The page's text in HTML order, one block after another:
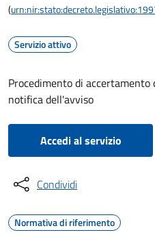
(
Servizio attivo
Procedimento di accertamento
notifica dell'avviso
Accedi al servizio
Condividi
Normativa di riferimento